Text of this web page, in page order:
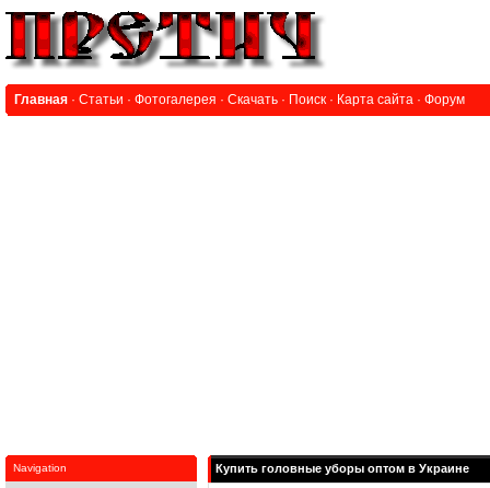
Главная · Статьи · Фотогалерея · Скачать · Поиск · Карта сайта · Форум
Navigation Купить головные уборы оптом в Украине